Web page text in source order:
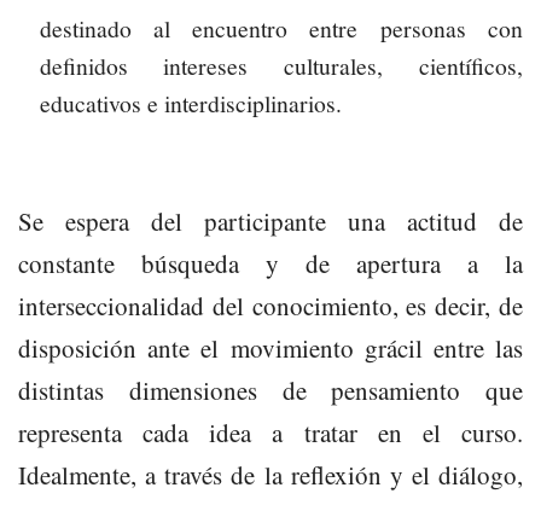
destinado al encuentro entre personas con
definidos intereses culturales, científicos,
educativos e interdisciplinarios.
Se espera del participante una actitud de
constante búsqueda y de apertura a la
interseccionalidad del conocimiento, es decir, de
disposición ante el movimiento grácil entre las
distintas dimensiones de pensamiento que
representa cada idea a tratar en el curso.
Idealmente, a través de la reflexión y el diálogo,